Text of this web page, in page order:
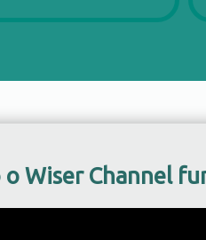
Wiser Channel